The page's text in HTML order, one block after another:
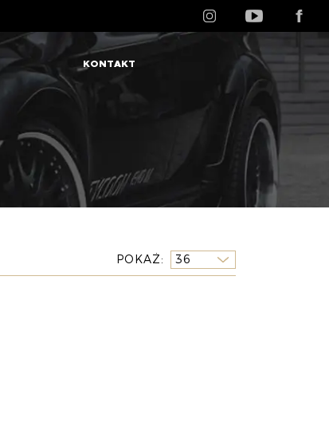
KONTAKT
POKAŻ